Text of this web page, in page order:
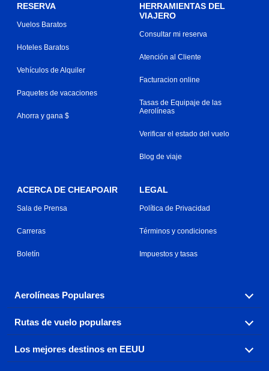
RESERVA
Vuelos Baratos
Hoteles Baratos
Vehículos de Alquiler
Paquetes de vacaciones
Ahorra y gana $
HERRAMIENTAS DEL
VIAJERO
Consultar mi reserva
Atención al Cliente
Facturacion online
Tasas de Equipaje de las
Aerolíneas
Verificar el estado del vuelo
Blog de viaje
ACERCA DE CHEAPOAIR
Sala de Prensa
Carreras
Boletín
LEGAL
Política de Privacidad
Términos y condiciones
Impuestos y tasas
Aerolíneas Populares
Explora nuestras opciones de tarifas aéreas baratas por
aerolínea, con más de 500 opciones para elegir.
Aeromexico
Rutas de vuelo populares
Reserva una de nuestras rutas de vuelo más populares
con tres sencillos clics.
Los mejores destinos en EEUU